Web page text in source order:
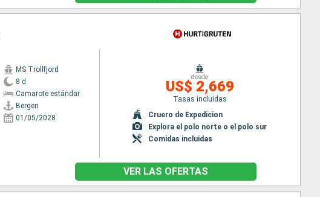
MS Trollfjord
8 d
Camarote estándar
Bergen
01/05/2028
desde
US$ 2,669
Tasas incluidas
Cruero de Expedicion
Explora el polo norte o el polo sur
Comidas incluidas
VER LAS OFERTAS